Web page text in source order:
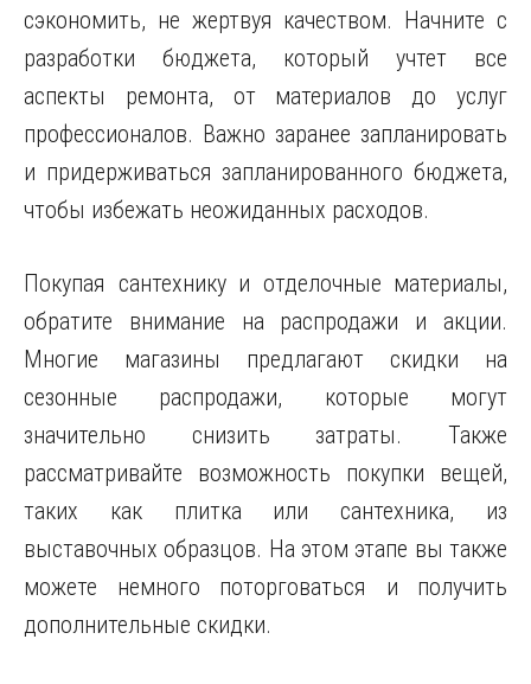
сэкономить, не жертвуя качеством. Начните с
разработки бюджета, который учтет все
аспекты ремонта, от материалов до услуг
профессионалов. Важно заранее запланировать
и придерживаться запланированного бюджета,
чтобы избежать неожиданных расходов.
Покупая сантехнику и отделочные материалы,
обратите внимание на распродажи и акции.
Многие магазины предлагают скидки на
сезонные распродажи, которые могут
значительно снизить затраты. Также
рассматривайте возможность покупки вещей,
таких как плитка или сантехника, из
выставочных образцов. На этом этапе вы также
можете немного поторговаться и получить
дополнительные скидки.